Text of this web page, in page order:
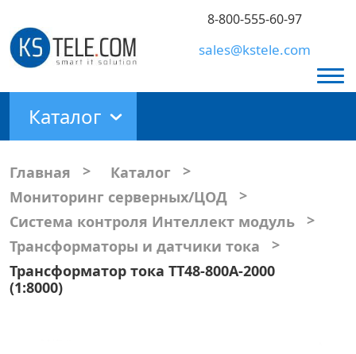
8-800-555-60-97
sales@kstele.com
Каталог
Главная > Каталог
>
Мониторинг серверных/ЦОД
>
Система контроля Интеллект модуль
>
Трансформаторы и датчики тока
>
Трансформатор тока ТТ48-800А-2000
(1:8000)